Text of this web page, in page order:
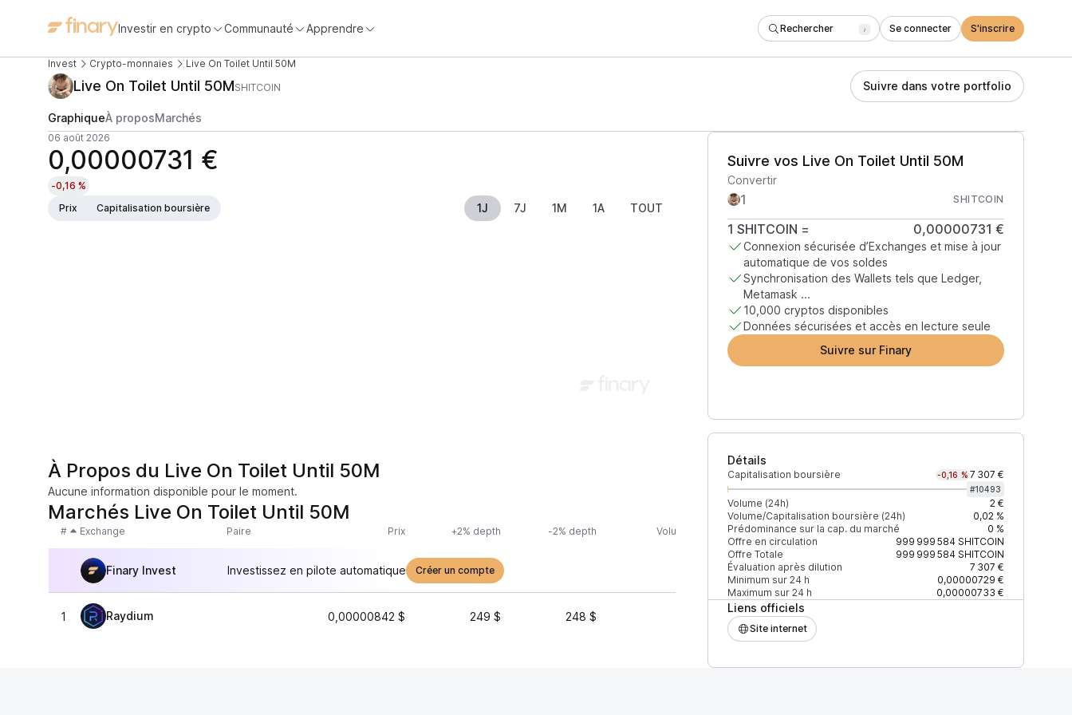
Investir en crypto Communauté Apprendre Rechercher / Se connecter S'inscrire
Invest Crypto-monnaies Live On Toilet Until 50M
Live On Toilet Until 50MSHITCOIN Suivre dans votre portfolio
GraphiqueÀ proposMarchés
06 août 2026
0,00000731 €
-0,16 %
Prix
Capitalisation boursière 1J 7J 1M 1A TOUT
Suivre vos Live On Toilet Until 50M
Convertir
SHITCOIN
1 SHITCOIN = 0,00000731 €
Connexion sécurisée d’Exchanges et mise à jour
automatique de vos soldes
Synchronisation des Wallets tels que Ledger,
Metamask ...
10,000 cryptos disponibles
Données sécurisées et accès en lecture seule
Suivre sur Finary
Détails
Capitalisation boursière -0,16 % 7 307 €
#10493
Volume (24h)
2 €
Volume/Capitalisation boursière (24h)
0,02 %
Prédominance sur la cap. du marché
0 %
Offre en circulation
999 999 584SHITCOIN
Offre Totale
999 999 584SHITCOIN
Évaluation après dilution
7 307 €
Minimum sur 24 h
0,00000729 €
Maximum sur 24 h
0,00000733 €
Liens officiels
Site internet
À Propos du Live On Toilet Until 50M
Aucune information disponible pour le moment.
Marchés Live On Toilet Until 50M
# Exchange Paire Prix +2% depth -2% depth Volume (24h) % du volume Confiance Mis à jour
Finary Invest Investissez en pilote automatique Créer un compte
1 Raydium 0,00000842 $ 249 $ 248 $ 100 %